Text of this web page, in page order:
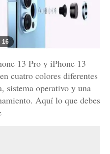
16
13 Pro y iPhone 13
cuatro colores diferentes
sistema operativo y una
Aquí lo que debes